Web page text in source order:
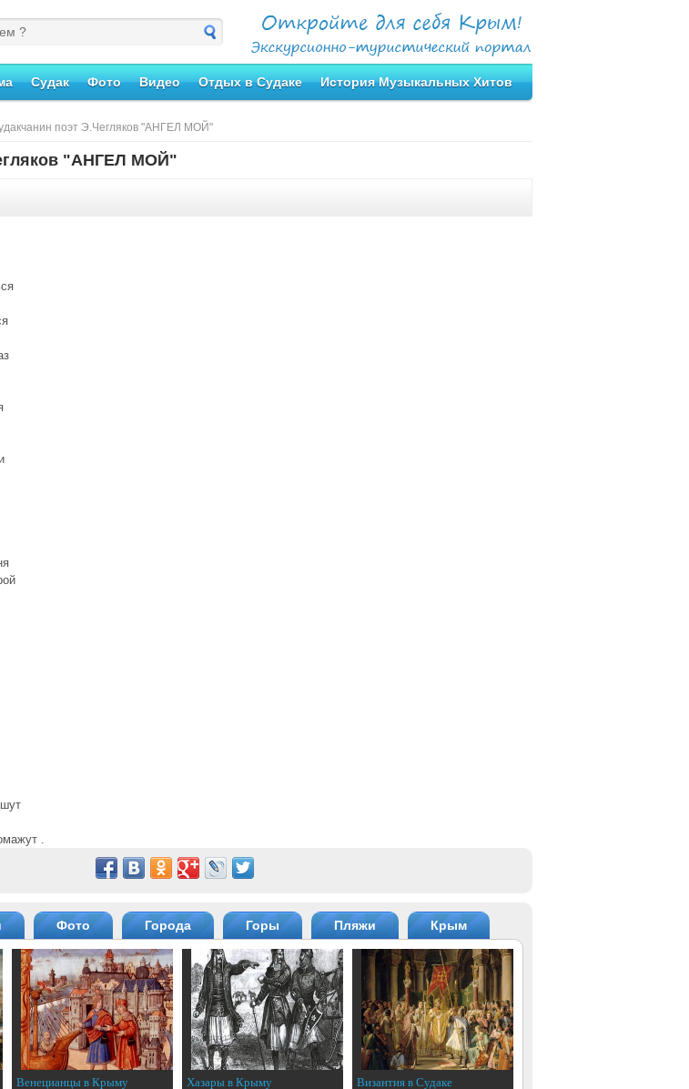
Судак Фото Видео Отдых в Судаке История Музыкальных Хитов
поэт Э.Чегляков "АНГЕЛ МОЙ"
"АНГЕЛ МОЙ"
.
Фото Города Горы Пляжи Крым
Венецианцы в Крыму Хазары в Крыму Византия в Судаке